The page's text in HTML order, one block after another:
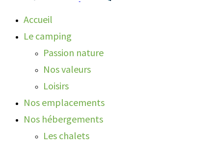
Accueil
Le camping
Passion nature
Nos valeurs
Loisirs
Nos emplacements
Nos hébergements
Les chalets